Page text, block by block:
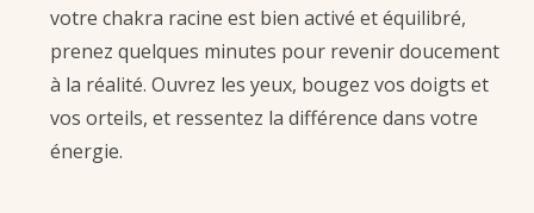
votre chakra racine est bien activé et équilibré,
prenez quelques minutes pour revenir doucement
à la réalité. Ouvrez les yeux, bougez vos doigts et
vos orteils, et ressentez la différence dans votre
énergie.